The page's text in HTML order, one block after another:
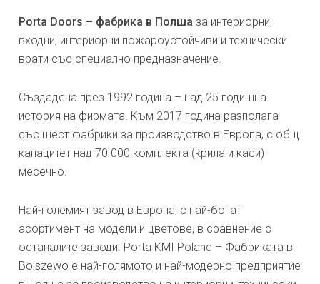
Porta Doors – фабрика в Полша за интериорни,
входни, интериорни пожароустойчиви и технически
врати със специално предназначение.
Създадена през 1992 година – над 25 годишна
история на фирмата. Към 2017 година разполага
със шест фабрики за производство в Европа, с общ
капацитет над 70 000 комплекта (крила и каси)
месечно.
Най-големият завод в Европа, с най-богат
асортимент на модели и цветове, в сравнение с
останалите заводи. Porta KMI Poland – Фабриката в
Bolszewo е най-голямото и най-модерно предприятие